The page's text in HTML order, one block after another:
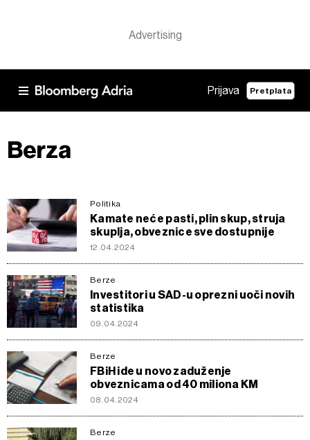
Prijava Pretplata
Berza
Politika
Kamate neće pasti, plin skup, struja
skuplja, obveznice sve dostupnije
12.04.2024
Berze
Investitori u SAD-u oprezni uoči novih
statistika
09.04.2024
Berze
FBiH ide u novo zaduženje
obveznicama od 40 miliona KM
08.04.2024
Berze